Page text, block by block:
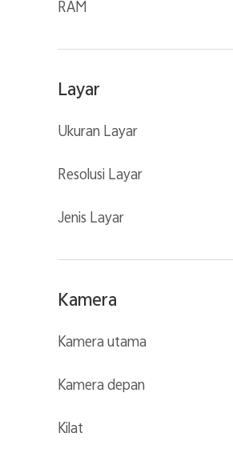
RAM
Layar
Ukuran Layar
Resolusi Layar
Jenis Layar
Kamera
Kamera utama
Kamera depan
Kilat